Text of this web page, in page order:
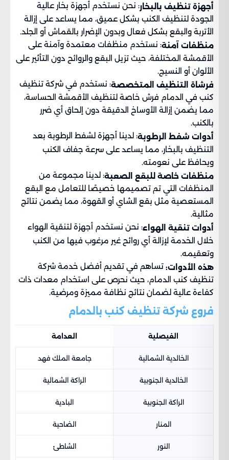
أجهزة تنظيف بالبخار: نحن نستخدم أجهزة بخار عالية
الجودة لتنظيف الكنب بشكل عميق، مما يساعد على إزالة
الأتربة والبقع بشكل فعال وبدون الإضرار بالقماش أو الجلد.
منظفات آمنة: نستخدم منظفات معتمدة وآمنة على
الأقمشة المختلفة، حيث تزيل البقع والروائح دون التأثير على
الألوان أو النسيج.
فرشاة التنظيف المتخصصة: نستخدم في شركة تنظيف
كنب في الدمام فرش خاصة لتنظيف الأقمشة الحساسة،
مما يضمن إزالة الأوساخ الدقيقة دون إلحاق أي ضرر
بالكنب.
أدوات شفط الرطوبة: لدينا أجهزة لشفط الرطوبة بعد
التنظيف بالبخار، مما يساعد على سرعة جفاف الكنب
ويحافظ على نعومته.
منظفات خاصة للبقع الصعبة: لدينا مجموعة من
المنظفات التي تم تصميمها خصيصًا للتعامل مع البقع
المستعصية مثل بقع الشاي أو القهوة، مما يضمن نتائج
مثالية.
أدوات تنقية الهواء: نحن نستخدم أجهزة لتنقية الهواء
خلال الخدمة لإزالة أي روائح غير مرغوب فيها من الكنب
وتعقيمه.
هذه الأدوات: تساهم في تقديم أفضل خدمة شركة
تنظيف كنب الدمام، حيث نحرص على استخدام معدات ذات
كفاءة عالية لضمان نتائج نظافة مميزة ومرضية.
فروع شركة تنظيف كنب بالدمام
الفيصلية العدامة
الخالدية الشمالية جامعة الملك فهد
الخالدية الجنوبية الراكة الشمالية
الراكة الجنوبية البادية
المنار الضاحية
النور الشاطئ